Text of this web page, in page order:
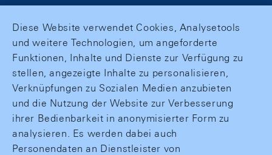
Diese Website verwendet Cookies, Analysetools
und weitere Technologien, um angeforderte
Funktionen, Inhalte und Dienste zur Verfügung zu
stellen, angezeigte Inhalte zu personalisieren,
Verknüpfungen zu Sozialen Medien anzubieten
und die Nutzung der Website zur Verbesserung
ihrer Bedienbarkeit in anonymisierter Form zu
analysieren. Es werden dabei auch
Personendaten an Dienstleister von